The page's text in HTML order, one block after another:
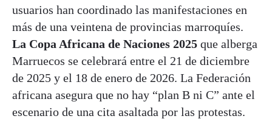
usuarios han coordinado las manifestaciones en
más de una veintena de provincias marroquíes.
La Copa Africana de Naciones 2025 que alberga
Marruecos se celebrará entre el 21 de diciembre
de 2025 y el 18 de enero de 2026. La Federación
africana asegura que no hay “plan B ni C” ante el
escenario de una cita asaltada por las protestas.